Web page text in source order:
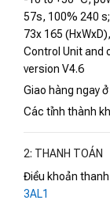
57s, 100% 240
73x 165
Control Unit and
version V4.6
Giao hàng ngay
Các tỉnh thành
2: THANH TOÁN
Điều khoản
3AL1